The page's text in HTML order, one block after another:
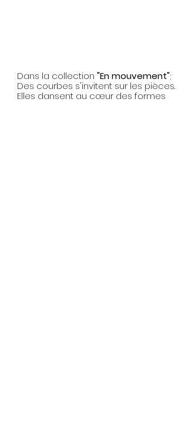
Dans la collection "En mouvement";
Des courbes s'invitent sur les pièces.
Elles dansent au cœur des formes